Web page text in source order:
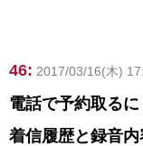
46: 2017/03/16(木)
電話で予約取る
着信履歴と録音